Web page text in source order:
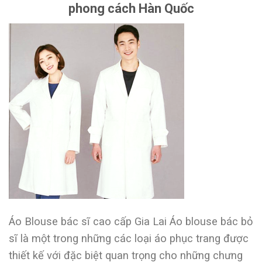
phong cách Hàn Quốc
Áo Blouse bác sĩ cao cấp Gia Lai Áo blouse bác bỏ
sĩ là một trong những các loại áo phục trang được
thiết kế với đặc biệt quan trọng cho những chưng